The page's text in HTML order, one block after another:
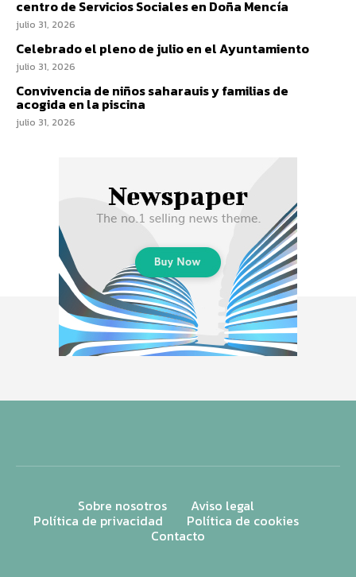
centro de Servicios Sociales en Doña Mencía
julio 31, 2026
Celebrado el pleno de julio en el Ayuntamiento
julio 31, 2026
Convivencia de niños saharauis y familias de
acogida en la piscina
julio 31, 2026
Sobre nosotros Aviso legal
Política de privacidad Política de cookies
Contacto